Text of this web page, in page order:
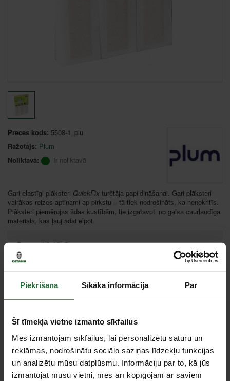
Piekrišana Sīkāka informācija Par
Šī tīmekļa vietne izmanto sīkfailus
Mēs izmantojam sīkfailus, lai personalizētu saturu un
reklāmas, nodrošinātu sociālo saziņas līdzekļu funkcijas
un analizētu mūsu datplūsmu. Informāciju par to, kā jūs
izmantojat mūsu vietni, mēs arī kopīgojam ar saviem
Preces kods: 5508-1_plu
Ražotājs: Plum
Noliktavā:
Ir noliktavā
Gari elastīgi plāksteri QuickFix turētāja papildināšanai. Gari plāksteri
vairākas reizes aptinami ap pirkstu – tā tiek nodrošināts, ka nenokritīs.
Plāksteri piemērojas ādas kustībām, tie izgatavoti no gaisa caurlaudīga
materiāla, kas ļauj ādai elpot.
Cena:14,19 €
Centrālā noliktava, (uzzināt vairāk šeit, )
Citas noliktavas, (uzzināt vairāk šeit, )